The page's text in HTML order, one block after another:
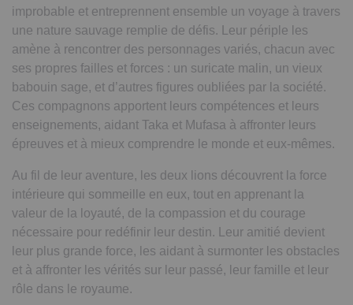
improbable et entreprennent ensemble un voyage à travers
une nature sauvage remplie de défis. Leur périple les
amène à rencontrer des personnages variés, chacun avec
ses propres failles et forces : un suricate malin, un vieux
babouin sage, et d’autres figures oubliées par la société.
Ces compagnons apportent leurs compétences et leurs
enseignements, aidant Taka et Mufasa à affronter leurs
épreuves et à mieux comprendre le monde et eux-mêmes.
Au fil de leur aventure, les deux lions découvrent la force
intérieure qui sommeille en eux, tout en apprenant la
valeur de la loyauté, de la compassion et du courage
nécessaire pour redéfinir leur destin. Leur amitié devient
leur plus grande force, les aidant à surmonter les obstacles
et à affronter les vérités sur leur passé, leur famille et leur
rôle dans le royaume.